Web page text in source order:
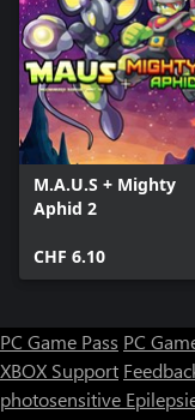
M.A.U.S + Mighty
Aphid 2
CHF 6.10
PC Game Pass PC
XBOX Support
photosensitive